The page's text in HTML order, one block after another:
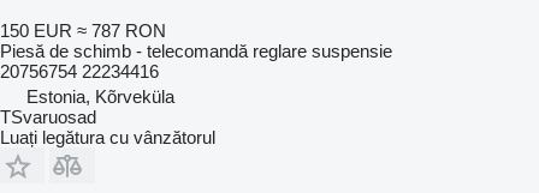
150 EUR ≈ 787 RON
Piesă de schimb - telecomandă reglare suspensie
20756754 22234416
Estonia, Kõrveküla
TSvaruosad
Luați legătura cu vânzătorul